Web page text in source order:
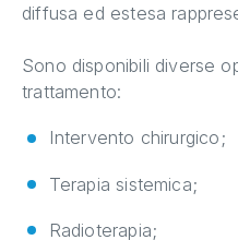
diffusa ed estesa
Sono disponibili diverse
trattamento:
Intervento chirurgico;
Terapia sistemica;
Radioterapia;